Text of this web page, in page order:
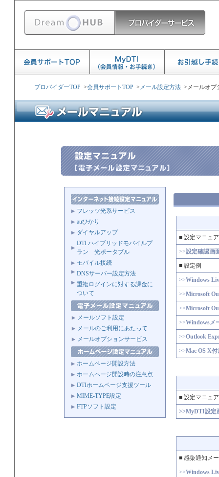
プロバイダーTOP >会員サポートTOP > メール設定方法 > メールオプ
フレッツ光系サービス
auひかり
ダイヤルアップ
DTI ハイブリッドモバイルプ
ラン 光ポータブル
モバイル接続
DNSサーバー設定方法
重複ログインに対する課金に
ついて
メールソフト設定
メールのご利用にあたって
メールオプションサービス
ホームページ開設方法
ホームページ開設時の注意点
DTIホームページ支援ツール
MIME-TYPE設定
FTPソフト設定
■ 設定マニュ
>>設定確認画
■ 設定例
>>Windows
>>Microsoft
>>Microsoft
>>Windowsメ
>>Outlook
>>Mac OS X
■ 設定マニュ
>>MyDTI設定
■ 感染通知メ
>>Windows